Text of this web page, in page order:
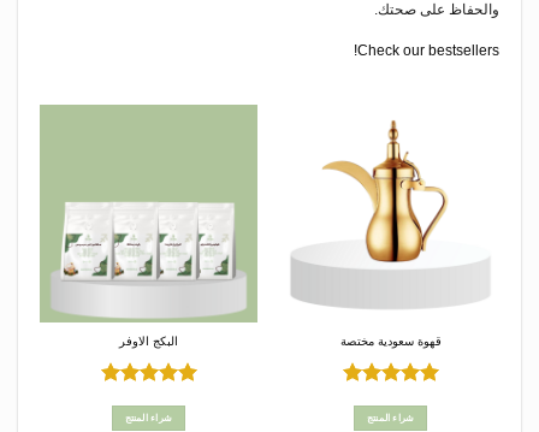
والحفاظ على صحتك.
Check our bestsellers!
قهوة سعودية مختصة
تم التقييم
من 5
شراء المنتج
البكج الاوفر
تم التقييم
من 5
شراء المنتج